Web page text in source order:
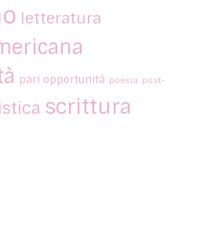
letteratura
pari opportunità poesia post-
scrittura